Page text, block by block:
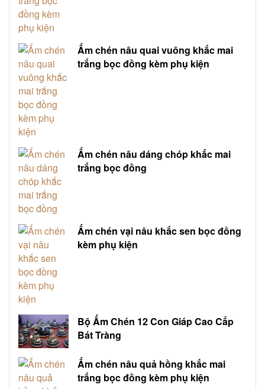
Ấm chén nâu quai vuông khắc mai
trắng bọc đồng kèm phụ kiện
Ấm chén nâu dáng chóp khắc mai
trắng bọc đồng
Ấm chén vại nâu khắc sen bọc đồng
kèm phụ kiện
Bộ Ấm Chén 12 Con Giáp Cao Cấp
Bát Tràng
Ấm chén nâu quả hồng khắc mai
trắng bọc đồng kèm phụ kiện